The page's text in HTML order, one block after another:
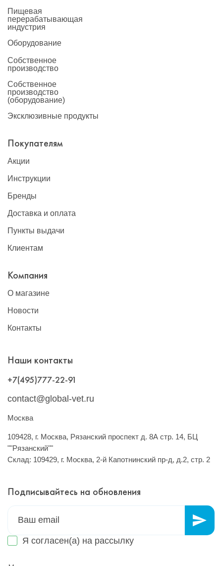
Пищевая
перерабатывающая
индустрия
Оборудование
Собственное
производство
Собственное
производство
(оборудование)
Эксклюзивные продукты
Покупателям
Акции
Инструкции
Бренды
Доставка и оплата
Пункты выдачи
Клиентам
Компания
О магазине
Новости
Контакты
Наши контакты
+7(495)777-22-91
contact@global-vet.ru
Москва
109428, г. Москва, Рязанский проспект д. 8А стр. 14, БЦ
""Рязанский""
Склад: 109429, г. Москва, 2-й Капотнинский пр-д, д.2, стр. 2
Подписывайтесь на обновления
Я согласен(а) на рассылку